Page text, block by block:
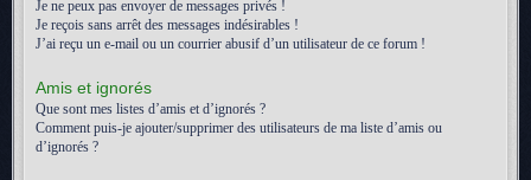
Je ne peux pas envoyer de messages privés !
Je reçois sans arrêt des messages indésirables !
J’ai reçu un e-mail ou un courrier abusif d’un utilisateur de ce forum !
Amis et ignorés
Que sont mes listes d’amis et d’ignorés ?
Comment puis-je ajouter/supprimer des utilisateurs de ma liste d’amis ou
d’ignorés ?